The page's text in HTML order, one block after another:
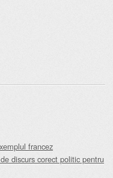
francez
discurs corect politic pentru